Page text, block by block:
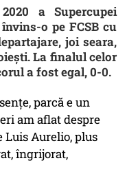
a Supercupei
o pe FCSB cu
joi seara,
La finalul celor
a fost egal, 0-0.
parcă e un
am aflat despre
Luis Aurelio, plus
îngrijorat,